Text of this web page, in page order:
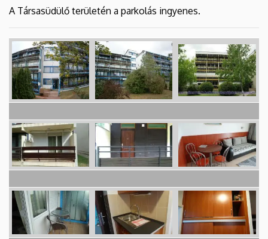
A Társasüdülő területén a parkolás ingyenes.